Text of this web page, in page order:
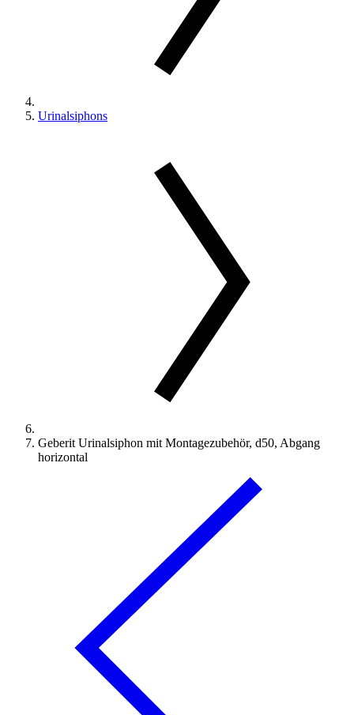
Urinalsiphons
Geberit Urinalsiphon mit Montagezubehör, d50, Abgang
horizontal